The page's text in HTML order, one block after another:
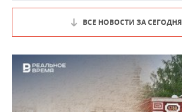
ВСЕ НОВОСТИ ЗА СЕГОДНЯ